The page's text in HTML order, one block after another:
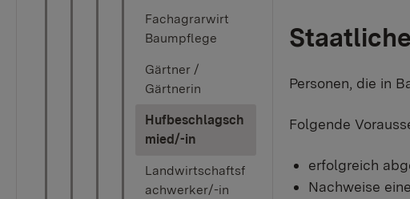
Fachagrarwirt
Baumpflege
Gärtner /
Gärtnerin
Hufbeschlagsch
mied/-in
Landwirtschaftsf
achwerker/-in
Personen, die in
Folgende
erfolgreich
Nachweise